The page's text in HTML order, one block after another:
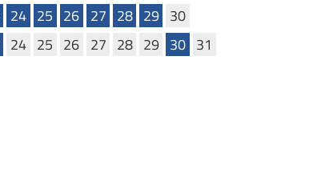
24 25 26 27 28 29 30
24 25 26 27 28 29 30 31